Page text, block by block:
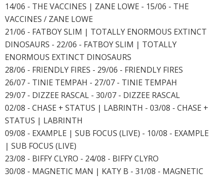
14/06 - THE VACCINES | ZANE LOWE - 15/06 - THE
VACCINES / ZANE LOWE
21/06 - FATBOY SLIM | TOTALLY ENORMOUS EXTINCT
DINOSAURS - 22/06 - FATBOY SLIM | TOTALLY
ENORMOUS EXTINCT DINOSAURS
28/06 - FRIENDLY FIRES - 29/06 - FRIENDLY FIRES
26/07 - TINIE TEMPAH - 27/07 - TINIE TEMPAH
29/07 - DIZZEE RASCAL - 30/07 - DIZZEE RASCAL
02/08 - CHASE + STATUS | LABRINTH - 03/08 - CHASE +
STATUS | LABRINTH
09/08 - EXAMPLE | SUB FOCUS (LIVE) - 10/08 - EXAMPLE
| SUB FOCUS (LIVE)
23/08 - BIFFY CLYRO - 24/08 - BIFFY CLYRO
30/08 - MAGNETIC MAN | KATY B - 31/08 - MAGNETIC